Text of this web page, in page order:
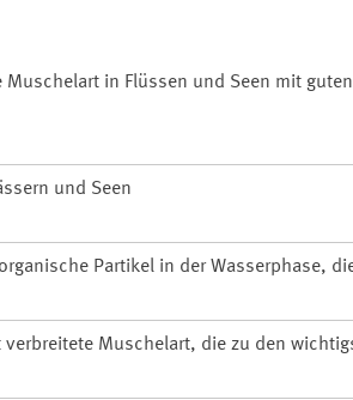
Muschelart in Flüssen und Seen mit
und Seen
Partikel in der Wasserphase,
verbreitete Muschelart, die zu den